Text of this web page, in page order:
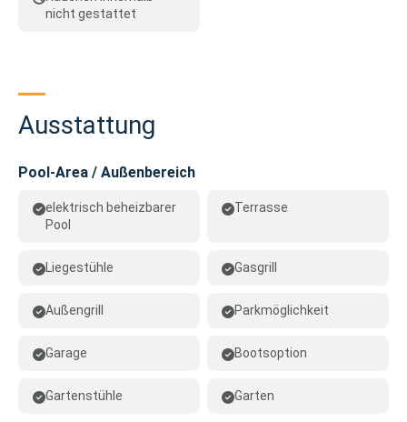
nicht gestattet
Ausstattung
Pool-Area / Außenbereich
elektrisch beheizbarer
Pool
Terrasse
Liegestühle Gasgrill
Außengrill Parkmöglichkeit
Garage Bootsoption
Gartenstühle Garten